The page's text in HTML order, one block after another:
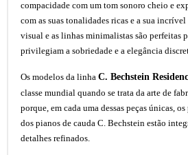
compacidade com um tom sonoro cheio e
com as suas tonalidades ricas e a sua
visual e as linhas minimalistas são perfeitas
privilegiam a sobriedade e a elegância
Os modelos da linha C. Bechstein
classe mundial quando se trata da arte de
porque, em cada uma dessas peças únicas,
dos pianos de cauda C. Bechstein estão
detalhes refinados.